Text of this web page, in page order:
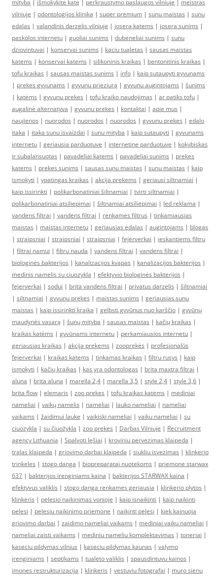
mityba išmokykite katę perkraustymo paslaugos vilniuje
meistras
vilniuje | odontologijos klinika | super premium | sunu maistas | sunu
edalas | valandinis darzelis vilniuje | josera katems | josera sunims |
paskolos internetu | guoliai sunims | dubeneliai sunims | sunu
dziovintuvai | konservai sunims | kaciu tualetas | sausas maistas
katems | konservai katems | silikoninis kraikas | bentonitinis kraikas |
tofu kraikas | sausas maistas sunims | info | kaip sutaupyti gyvunams
| prekes gyvunams | gyvunu prieziura | gyvunu augintojams | šunims
| katėms | gyvunu prekes | tofu kraiko naudojimas | ar patiks tofu |
augalinė alternatyva | gyvunu prekes | kontaktai | apie mus |
naujienos | nuorodos | nuorodos | nuorodos | gyvunu prekes | edalo
itaka | itaka sunu isvaizdai | sunu mityba | kaip sutaupyti | gyvunams
internetu | geriausia parduotuve | internetine parduotuve | kokybiskas
ir subalansuotas | pavadeliai katems | pavadeliai sunims | prekes
katems | prekes sunims | sausas sunu maistas | sunu maistas | kaip
ismokyti | ypatingas kraikas | akcija prekems | geriausi siltnamiai |
kaip issirinkti | polikarbonatiniai šiltnamiai | tvirti siltnamiai |
polikarbonatiniai atsiliepimai | šiltnamiai atsiliepimai | led reklama |
vandens filtrai | vandens filtrai | renkamės filtrus | tinkamiausias
maistas | maistas internetu | geriausias ėdalas | augintojams | blogas
| straipsniai | straipsniai | straipsniai | fejerverkai | ieskantiems filtru
| filtrai namui | filtru nauda | vandens filtrai | vandens filtrai |
biologinės bakterijos | kanalizacijos kvapas | kanalizacijos bakterijos |
medinis namelis su ciuozykla | efektyvio biologinės bakterijos |
fejerverkai | sodui | brita vandens filtrai | privatus darzelis | šiltnamiai
| siltnamiai | gyvunu prekes | maistas sunims | geriausias sunu
maistas | kaip issirinkti kraika | gelbsti gyvūnus nuo karščio | gyvūnų
maudynės vasarą | šunų mityba | sausas maistas | kačių kraikas |
kraikas katėms | gyvūnams internetu | perkamiausios internetu |
geriausias kraikas | akcija prekems | zooprekės | profesionalūs
fejerverkai | kraikas katems | tinkamas kraikas | filtru rusys | kaip
ismokyti | kačių kraikas | kas yra odontologas | brita maxtra filtrai |
aluna | brita aluna | marella 2,4 | marella 3,5 | style 2,4 | style 3,6 |
brita flow | elemaris | zoo prekes | tofu kraikas katėms | mediniai
nameliai | vaikų namelis | nameliai | lauko nameliai | nameliai
vaikams | žaidimui lauke | vaikiski nameliai | vaiku nameliai | su
ciuozykla | su čiuožykla | zoo prekes | Darbas Vilniuje | Recruitment
agency Lithuania | Spalvoti lęšiai | kroviniu pervezimas klaipeda |
tralas klaipeda | griovimo darbai klaipeda | siukliu isvezimas | klinkerio
trinkeles | stogo danga | biopreparatai nuotekoms | priemone starwax
637 | bakterijos irenginiams kaina | bakterijos STARWAX kaina |
efektyvus valiklis | stogo danga renkames geriausia | klinkerio plytos |
klinkeris | pelesio naikinimas vonioje | kaip isnaikinti | kaip naikinti
pelesi | pelesiu naikinimo priemone | naikinti pelesi | kiek kainuoja
griovimo darbai | zaidimo nameliai vaikams | mediniai vaiku nameliai |
nameliai zaisti vaikams | mediniu nameliu komplektavimas | toneriai |
kaseciu pildymas vilnius | kaseciu pildymas kaunas | valymo
įrenginiams | septikams | tualeto valiklis | spausdintuvu kainos |
imones restrukturizacija | klinkeris | vestuviu fotografai | muro sienu